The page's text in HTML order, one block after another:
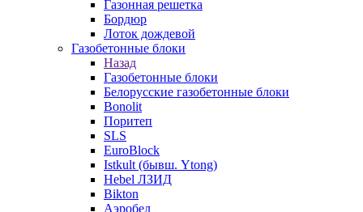
Газонная решетка
Бордюр
Лоток дождевой
Газобетонные блоки
Назад
Газобетонные блоки
Белорусские газобетонные блоки
Bonolit
Поритеп
SLS
EuroBlock
Istkult (бывш. Ytong)
Hebel ЛЗИД
Bikton
Аэробел